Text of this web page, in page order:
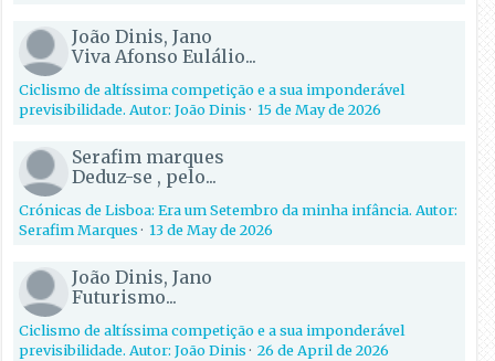
João Dinis, Jano
Viva Afonso Eulálio...
Ciclismo de altíssima competição e a sua imponderável
previsibilidade. Autor: João Dinis·15 de May de 2026
Serafim marques
Deduz-se , pelo...
Crónicas de Lisboa: Era um Setembro da minha infância. Autor:
Serafim Marques·13 de May de 2026
João Dinis, Jano
Futurismo...
Ciclismo de altíssima competição e a sua imponderável
previsibilidade. Autor: João Dinis·26 de April de 2026